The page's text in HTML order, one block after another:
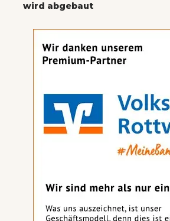
wird abgebaut